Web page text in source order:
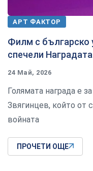
АРТ ФАКТОР
Филм с българско
спечели
24 Май, 2026
Голямата награда е
Звягинцев, който от
войната
ПРОЧЕТИ ОЩЕ